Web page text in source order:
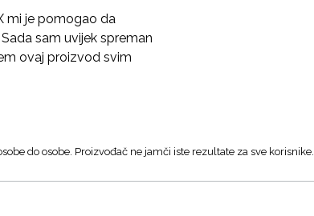
mi je pomogao da
sam uvijek spreman
ovaj proizvod svim
do osobe. Proizvođač ne jamči iste rezultate za sve korisnike.